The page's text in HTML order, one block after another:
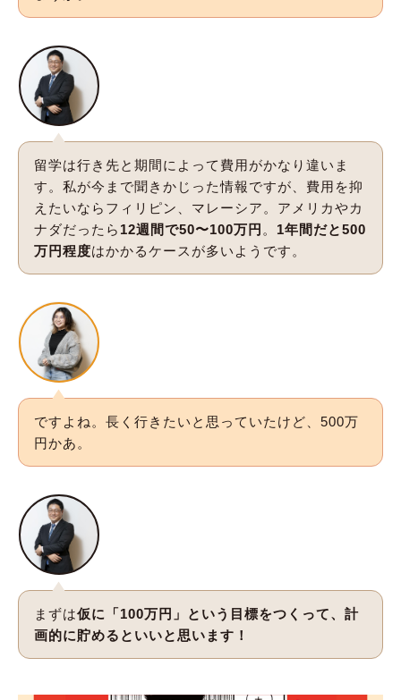
留学は行き先と期間によって費用がかなり違いま
す。私が今まで聞きかじった情報ですが、費用を抑
えたいならフィリピン、マレーシア。アメリカやカ
ナダだったら 12週間で50〜100万円 。 1年間だと500
万円程度はかかるケースが多いようです。
ですよね。長く行きたいと思っていたけど、500万
円かあ。
まずは仮に「100万円」という目標をつくって、計
画的に貯めるといいと思います！